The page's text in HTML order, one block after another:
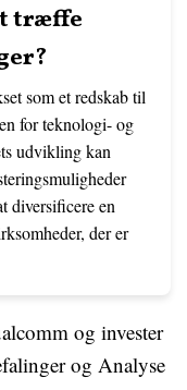
træffe
som et redskab til
for teknologi- og
udvikling kan
diversificere en
der er
og invester
og Analyse